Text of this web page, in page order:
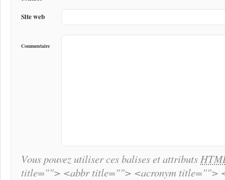
Site web
Commentaire
Vous pouvez utiliser ces balises et attributs
title=""> <abbr title=""> <acronym title="">